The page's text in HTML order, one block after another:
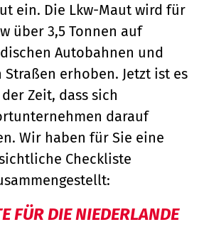
ein. Die Lkw-Maut wird für
über 3,5 Tonnen auf
Autobahnen und
Straßen erhoben. Jetzt ist es
Zeit, dass sich
darauf
Wir haben für Sie eine
Checkliste
FÜR DIE NIEDERLANDE